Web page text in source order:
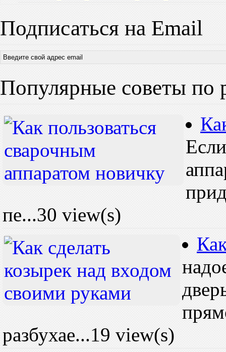
Подписаться на Email
Популярные советы по
пе...30 view(s)
разбухае...19 view(s)